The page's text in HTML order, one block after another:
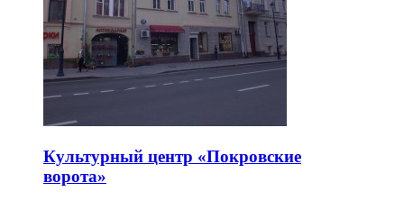
Культурный центр «Покровские
ворота»